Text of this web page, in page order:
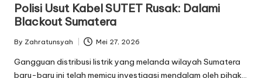
Polisi Usut Kabel SUTET Rusak: Dalami
Blackout Sumatera
Posted
by
By Zahratunsyah Mei 27, 2026
Gangguan distribusi listrik yang melanda wilayah Sumatera
baru-baru ini telah memicu investigasi mendalam oleh pihak…